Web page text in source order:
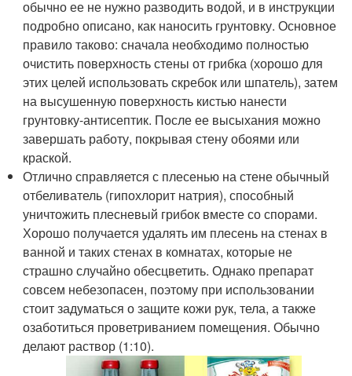
обычно ее не нужно разводить водой, и в инструкции
подробно описано, как наносить грунтовку. Основное
правило таково: сначала необходимо полностью
очистить поверхность стены от грибка (хорошо для
этих целей использовать скребок или шпатель), затем
на высушенную поверхность кистью нанести
грунтовку-антисептик. После ее высыхания можно
завершать работу, покрывая стену обоями или
краской.
Отлично справляется с плесенью на стене обычный
отбеливатель (гипохлорит натрия), способный
уничтожить плесневый грибок вместе со спорами.
Хорошо получается удалять им плесень на стенах в
ванной и таких стенах в комнатах, которые не
страшно случайно обесцветить. Однако препарат
совсем небезопасен, поэтому при использовании
стоит задуматься о защите кожи рук, тела, а также
озаботиться проветриванием помещения. Обычно
делают раствор (1:10).